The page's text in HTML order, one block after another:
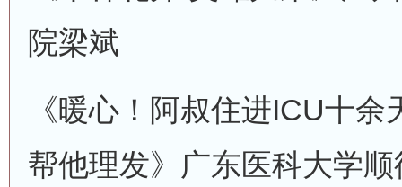
院梁斌
《暖心！阿叔住进ICU十
帮他理发》
广东医科大学